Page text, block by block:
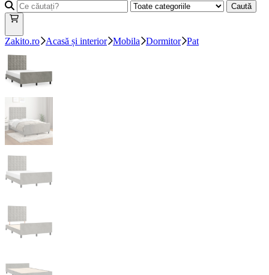
Caută
Zakito.ro Acasă și interior Mobila Dormitor Pat